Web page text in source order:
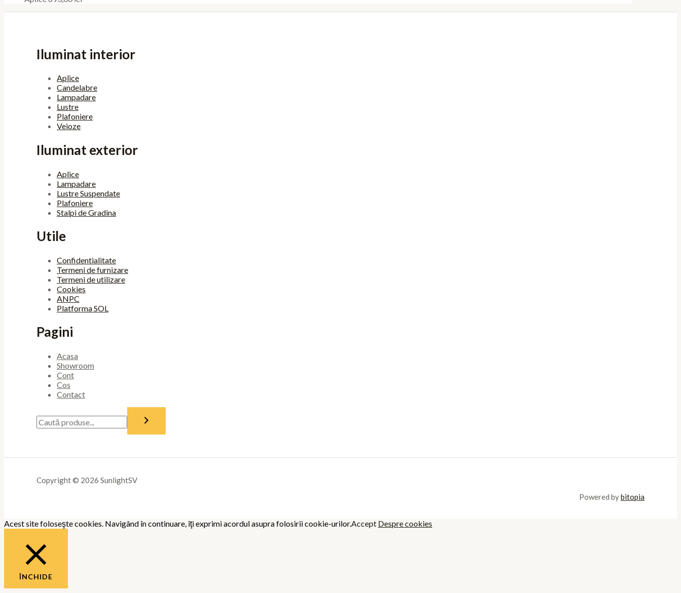
Iluminat interior
Aplice
Candelabre
Lampadare
Lustre
Plafoniere
Veioze
Iluminat exterior
Aplice
Lampadare
Lustre Suspendate
Plafoniere
Stalpi de Gradina
Utile
Confidentialitate
Termeni de furnizare
Termeni de utilizare
Cookies
ANPC
Platforma SOL
Pagini
Acasa
Showroom
Cont
Cos
Contact
Copyright © 2026 SunlightSV
Powered bybitopia
Acest site foloseşte cookies. Navigând în continuare, îţi exprimi acordul asupra folosirii cookie-urilor.Accept Despre cookies
ÎNCHIDE